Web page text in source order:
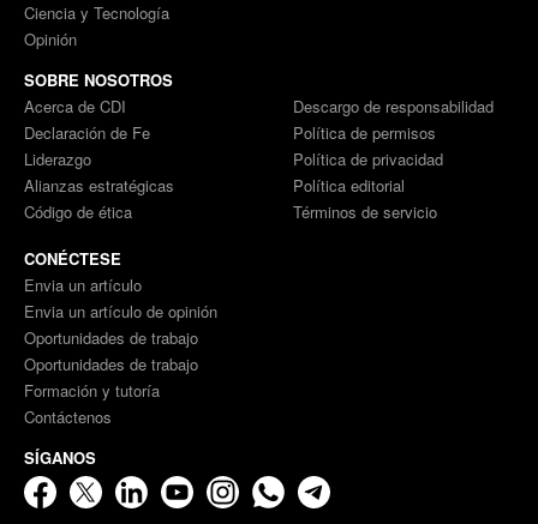
Ciencia y Tecnología
Opinión
SOBRE NOSOTROS
Acerca de CDI
Declaración de Fe
Liderazgo
Alianzas estratégicas
Código de ética
Descargo de responsabilidad
Política de permisos
Política de privacidad
Política editorial
Términos de servicio
CONÉCTESE
Envia un artículo
Envia un artículo de opinión
Oportunidades de trabajo
Oportunidades de trabajo
Formación y tutoría
Contáctenos
SÍGANOS